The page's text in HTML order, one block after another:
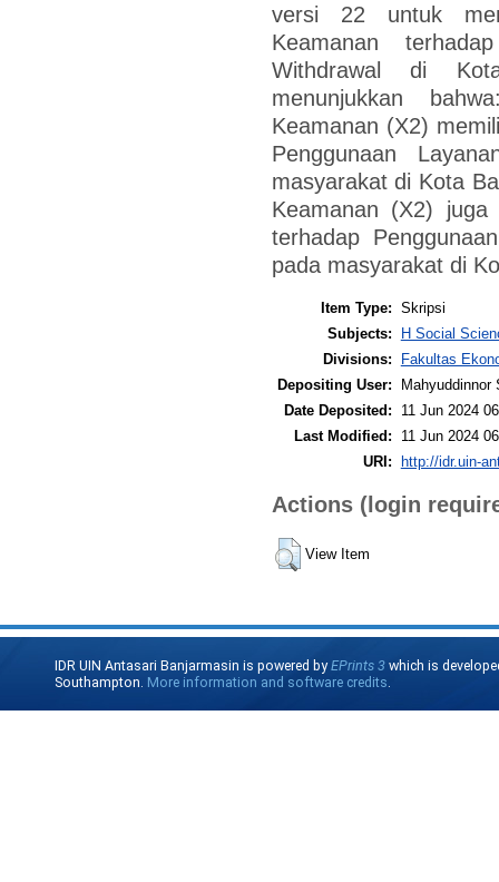
versi 22 untuk
Keamanan
Withdrawal di
menunjukkan
Keamanan (X2)
Penggunaan
masyarakat di Kota
Keamanan (X2)
terhadap
pada masyarakat di
Item Type: Skripsi
Subjects:
H Social
Divisions:
Fakultas
Depositing User:
Mahyuddinnor
Date Deposited:
11 Jun 2024
Last Modified:
11 Jun 2024
URI: http://idr.uin-
Actions (login
View Item
IDR UIN Antasari Banjarmasin is powered byEPrints 3 which is
Southampton. More information and software credits.